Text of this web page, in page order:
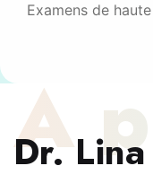
Examens de
À
Dr.